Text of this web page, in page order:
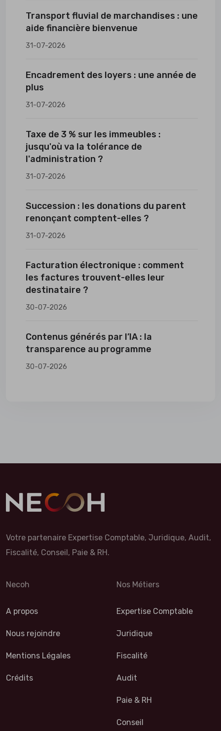
Transport fluvial de marchandises : une
aide financière bienvenue
31-07-2026
Encadrement des loyers : une année de
plus
31-07-2026
Taxe de 3 % sur les immeubles :
jusqu'où va la tolérance de
l'administration ?
31-07-2026
Succession : les donations du parent
renonçant comptent-elles ?
31-07-2026
Facturation électronique : comment
les factures trouvent-elles leur
destinataire ?
30-07-2026
Contenus générés par l’IA : la
transparence au programme
30-07-2026
Votre partenaire Expertise Comptable, Juridique, Audit,
Fiscalité, Conseil, Paie & RH.
Necoh
A propos
Nous rejoindre
Mentions Légales
Crédits
Nos Métiers
Expertise Comptable
Juridique
Fiscalité
Audit
Paie & RH
Conseil